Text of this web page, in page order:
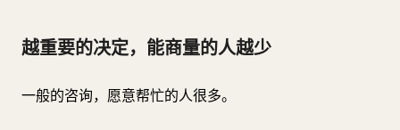
越重要的决定，能商量的人越少
一般的咨询，愿意帮忙的人很多。